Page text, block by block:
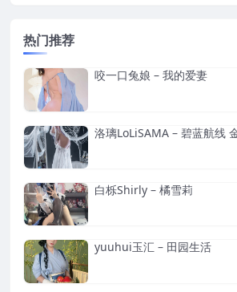
热门推荐
咬一口兔娘 – 我的爱妻
洛璃LoLiSAMA – 碧蓝航线
白栎Shirly – 橘雪莉
yuuhui玉汇 – 田园生活